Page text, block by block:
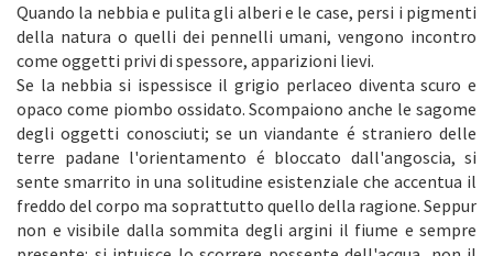
Quando la nebbia e pulita gli alberi e le case, persi i pigmenti
della natura o quelli dei pennelli umani, vengono incontro
come oggetti privi di spessore, apparizioni lievi.
Se la nebbia si ispessisce il grigio perlaceo diventa scuro e
opaco come piombo ossidato. Scompaiono anche le sagome
degli oggetti conosciuti; se un viandante é straniero delle
terre padane l'orientamento é bloccato dall'angoscia, si
sente smarrito in una solitudine esistenziale che accentua il
freddo del corpo ma soprattutto quello della ragione. Seppur
non e visibile dalla sommita degli argini il fiume e sempre